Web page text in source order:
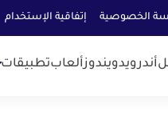
الخصوصية إتفاقية الإستخدام
أندرويدويندوزألعابتطبيقات